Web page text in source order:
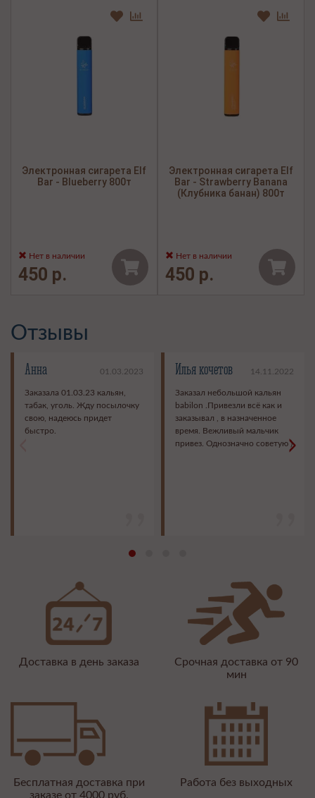
Электронная сигарета Elf
Bar - Blueberry 800т
Нет в наличии
450 р.
Электронная сигарета Elf
Bar - Strawberry Banana
(Клубника банан) 800т
Нет в наличии
450 р.
Отзывы
Анна 01.03.2023
Заказала 01.03.23 кальян,
табак, уголь. Жду посылочку
свою, надеюсь придет
быстро.
Илья кочетов 14.11.2022
Заказал небольшой кальян
babilon .Привезли всё как и
заказывал , в назначенное
время. Вежливый мальчик
привез. Однозначно советую )>
Доставка в день заказа
Срочная доставка от 90
мин
Бесплатная доставка при
заказе от 4000 руб.
Работа без выходных